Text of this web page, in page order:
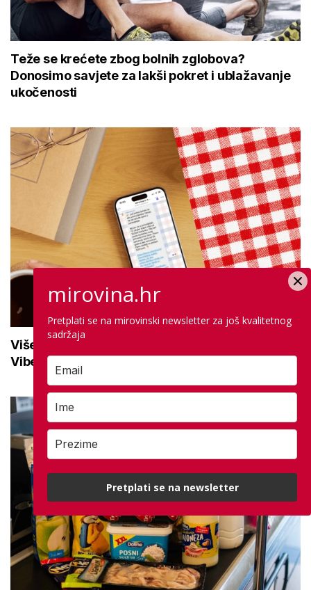
Teže se krećete zbog bolnih zglobova?
Donosimo savjete za lakši pokret i ublažavanje
ukočenosti
Više od 10.500 korisnika prati mirovina.hr na
Viberu: Uključite se i ostanite informirani
mirovina.hr
Pretplati se na mirovinski newsletter za još kvalitetnog
sadržaja
Pretplati se na newsletter